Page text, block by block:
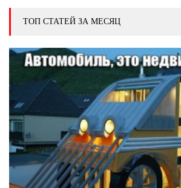
ТОП СТАТЕЙ ЗА МЕСЯЦ